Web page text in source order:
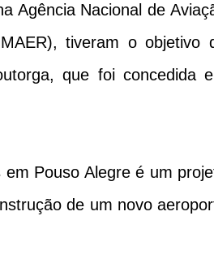
Agência Nacional de
tiveram o objetivo
que foi concedida
Pouso Alegre é um
de um novo